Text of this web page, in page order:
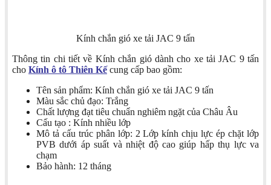
Kính chắn gió xe tải JAC 9 tấn
Thông tin chi tiết về Kính chắn gió dành cho xe tải JAC 9 tấn
cho Kính ô tô Thiên Kếcung cấp bao gồm:
Tên sản phẩm: Kính chắn gió xe tải JAC 9 tấn
Màu sắc chủ đạo: Trắng
Chất lượng đạt tiêu chuẩn nghiêm ngặt của Châu Âu
Cấu tạo : Kính nhiều lớp
Mô tả cấu trúc phân lớp: 2 Lớp kính chịu lực ép chặt lớp
PVB dưới áp suất và nhiệt độ cao giúp hấp thụ lực va
chạm
Bảo hành: 12 tháng